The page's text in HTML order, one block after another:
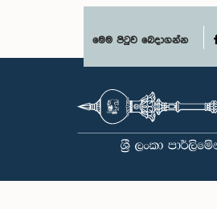
මෙම පිටුව බෙදාගන්න